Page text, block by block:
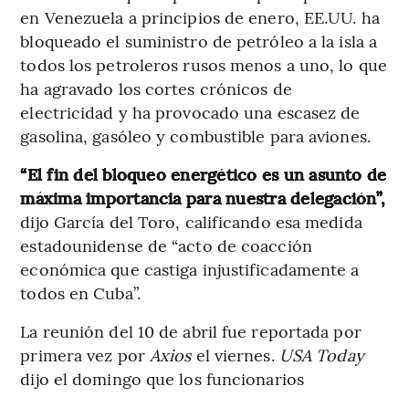
en Venezuela a principios de enero, EE.UU. ha
bloqueado el suministro de petróleo a la isla a
todos los petroleros rusos menos a uno, lo que
ha agravado los cortes crónicos de
electricidad y ha provocado una escasez de
gasolina, gasóleo y combustible para aviones.
“El fin del bloqueo energético es un asunto de
máxima importancia para nuestra delegación”,
dijo García del Toro, calificando esa medida
estadounidense de “acto de coacción
económica que castiga injustificadamente a
todos en Cuba”.
La reunión del 10 de abril fue reportada por
primera vez por Axiosel viernes. USA Today
dijo el domingo que los funcionarios